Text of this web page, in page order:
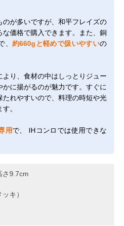
が多いですが、和平フレイズの
価格で購入できます。また、銅
、 約660gと軽めで扱いやすいの
り、食材の中はしっとりジュー
に揚がるのが魅力です。すぐに
れやすいので、料理の時短や光
。
用で、 IHコンロでは使用できな
さ9.7cm
キ）